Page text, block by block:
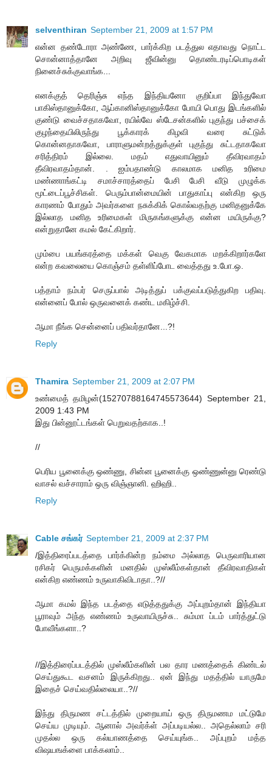
selventhiran September 21, 2009 at 1:57 PM
என்ன தண்டோரா அண்ணே, பார்க்கிற படத்துல எதாவது நொட்ட
சொன்னாத்தானே அறிவு ஜீவின்னு தொண்டரடிப்பொடிகள்
நினைச்சுக்குவாங்க...
எனக்குத் தெரிஞ்சு எந்த இந்தியனோ குறிப்பா இந்துவோ
பாகிஸ்தானுக்கோ, ஆப்கானிஸ்தானுக்கோ போயி பொது இடங்களில்
குண்டு வைச்சதாகவோ, ரயில்வே ஸ்டேசன்களில் புகுந்து பச்சைக்
குழந்தையிலிருந்து பூக்காரக் கிழவி வரை சுட்டுக்
கொன்னதாகவோ, பாராளுமன்றத்துக்குள் புகுந்து சுட்டதாகவோ
சரித்திரம் இல்லை. மதம் எதுவாயினும் தீவிரவாதம்
தீவிரவாதம்தான். . ஐம்பதாண்டு காலமாக மனித உரிமை
மண்ணாங்கட்டி சமாச்சாரத்தைப் பேசி பேசி வீடு முழுக்க
மூட்டைப்பூச்சிகள். பெரும்பான்மையின் பாதுகாப்பு என்கிற ஒரு
காரணம் போதும் அவர்களை நசுக்கிக் கொல்வதற்கு மனிதனுக்கே
இல்லாத மனித உரிமைகள் மிருகங்களுக்கு என்ன மயிருக்கு?
என்றுதானே கமல் கேட்கிறார்.
மும்பை பயங்கரத்தை மக்கள் வெகு வேகமாக மறக்கிறார்களே
என்ற கவலையை கொஞ்சம் தள்ளிப்போட வைத்தது உ.போ.ஒ.
பத்தாம் நம்பர் செருப்பால் அடித்துப் பக்குவப்படுத்துகிற பதிவு.
என்னைப் போல் ஒருவனைக் கண்ட மகிழ்ச்சி.
ஆமா நீங்க சென்னைப் பதிவர்தானே...?!
Reply
Thamira September 21, 2009 at 2:07 PM
உண்மைத் தமிழன்(15270788164745573644) September 21,
2009 1:43 PM
இது பின்னூட்டங்கள் பெறுவதற்காக..!
//
பெரிய பூனைக்கு ஒண்ணு, சின்ன பூனைக்கு ஒண்ணுன்னு ரெண்டு
வாசல் வச்சாராம் ஒரு விஞ்ஞானி. ஹிஹி..
Reply
Cable சங்கர் September 21, 2009 at 2:37 PM
/இத்திரைப்படத்தை பார்க்கின்ற நம்மை அல்லாத பெருவாரியான
ரசிகர் பெருமக்களின் மனதில் முஸ்லீம்கள்தான் தீவிரவாதிகள்
என்கிற எண்ணம் உருவாகிவிடாதா..?//
ஆமா கமல் இந்த படத்தை எடுத்ததுக்கு அப்புறம்தான் இந்தியா
பூராவும் அந்த எண்ணம் உருவாயிருச்சு.. சும்மா ப்டம் பார்த்துட்டு
போவீங்களா..?
//இத்திரைப்படத்தில் முஸ்லீம்களின் பல தார மணத்தைக் கிண்டல்
செய்துகூட வசனம் இருக்கிறது.. ஏன் இந்து மதத்தில் யாருமே
இதைச் செய்வதில்லையா..?//
இந்து திருமண சட்டத்தில் முறையாய் ஒரு திருமணம மட்டுமே
செய்ய முடியும். ஆனால் அவர்க்ள் அப்படியல்ல.. அதெல்லாம் சரி
முதல்ல ஒரு கல்யாணத்தை செய்யுங்க.. அப்புறம் மத்த
விஷயஙக்ளை பாக்கலாம்..